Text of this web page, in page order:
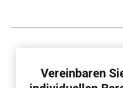
Vereinbaren